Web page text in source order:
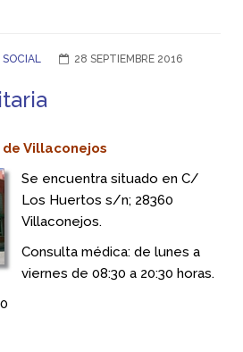
SOCIAL
28 SEPTIEMBRE 2016
Villaconejos
Se encuentra situado en C/
Los Huertos s/n; 28360
Villaconejos.
Consulta médica: de lunes a
viernes de 08:30 a 20:30 horas.